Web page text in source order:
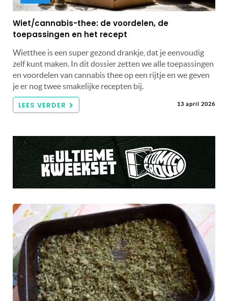
Wiet/cannabis-thee: de voordelen, de
toepassingen en het recept
Wietthee is een super gezond drankje, dat je eenvoudig
zelf kunt maken. In dit dossier zetten we alle toepassingen
en voordelen van cannabis thee op een rijtje en we geven
je er nog twee smakelijke recepten bij.
LEES VERDER 13 april 2026